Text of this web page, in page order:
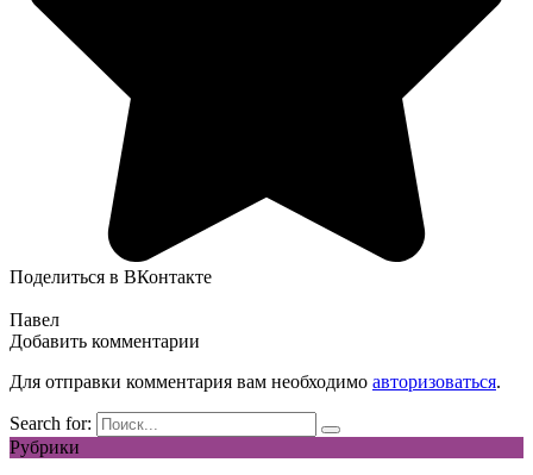
Поделиться в ВКонтакте
Павел
Добавить комментарии
Для отправки комментария вам необходимо авторизоваться.
Search for:
Рубрики